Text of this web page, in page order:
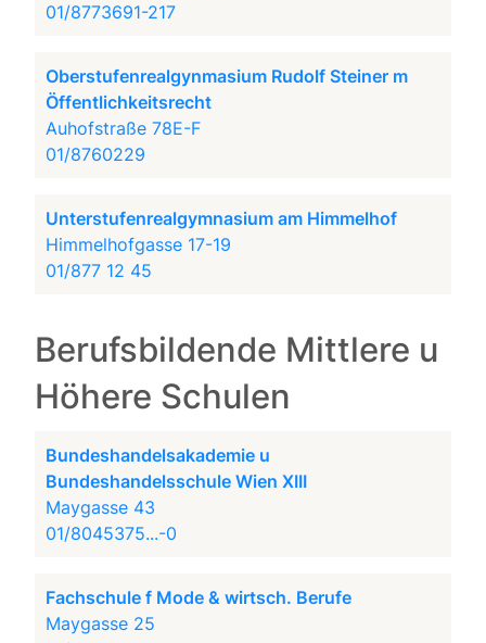
01/8773691-217
Oberstufenrealgynmasium Rudolf Steiner m
Öffentlichkeitsrecht
Auhofstraße 78E-F
01/8760229
Unterstufenrealgymnasium am Himmelhof
Himmelhofgasse 17-19
01/877 12 45
Berufsbildende Mittlere u
Höhere Schulen
Bundeshandelsakademie u
Bundeshandelsschule Wien XIII
Maygasse 43
01/8045375...-0
Fachschule f Mode & wirtsch. Berufe
Maygasse 25